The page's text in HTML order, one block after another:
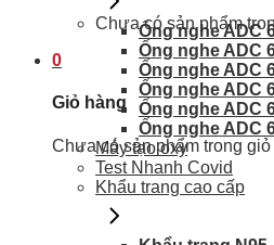
Chưa có sản phẩm
0
Giỏ hàng
Chưa có sản phẩm trong giỏ
Ống nghe ADC
Ống nghe ADC
Ống nghe ADC
Ống nghe ADC
Ống nghe ADC
Ống nghe ADC
Máy tạo oxy
Test Nhanh Covid
Khẩu trang cao cấp